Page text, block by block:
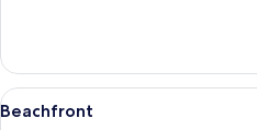
的
詳
情
顯 7
Beachfront